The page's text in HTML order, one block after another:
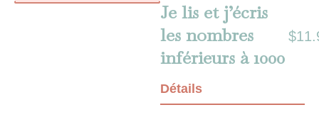
Je lis et j’écris
les nombres
inférieurs à 1000
$
Détails